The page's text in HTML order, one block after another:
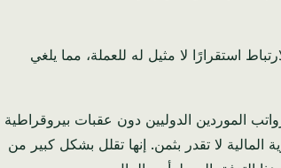
استقرارًا لا مثيل له للعملة، مما يلغي
الموردين الدوليين دون عقبات بيروقراطية
لا تقدر بثمن. إنها تقلل بشكل كبير من